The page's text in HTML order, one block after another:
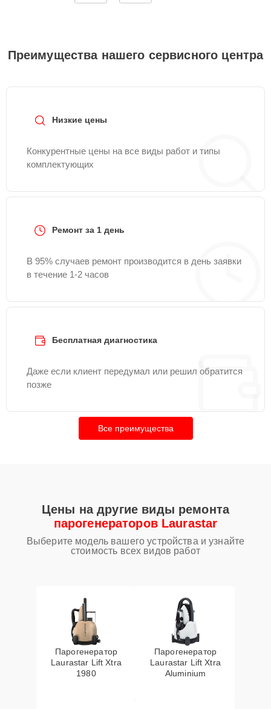
Преимущества нашего сервисного центра
Низкие цены
Конкурентные цены на все виды работ и типы
комплектующих
Ремонт за 1 день
В 95% случаев ремонт производится в день заявки
в течение 1-2 часов
Бесплатная диагностика
Даже если клиент передумал или решил обратится
позже
Все преимущества
Цены на другие виды ремонта
парогенераторов Laurastar
Выберите модель вашего устройства и узнайте
стоимость всех видов работ
Парогенератор
Laurastar Lift Xtra
1980
Парогенератор
Laurastar Lift Xtra
Aluminium